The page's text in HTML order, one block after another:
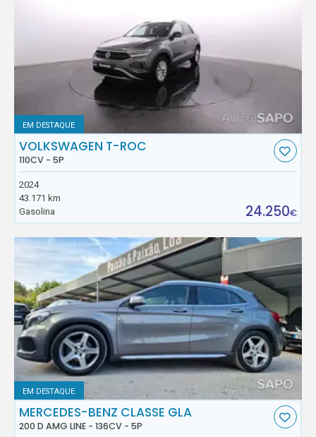
EM DESTAQUE
VOLKSWAGEN T-ROC
110CV - 5P
2024
43.171 km
Gasolina
24.250€
EM DESTAQUE
MERCEDES-BENZ CLASSE GLA
200 D AMG LINE - 136CV - 5P